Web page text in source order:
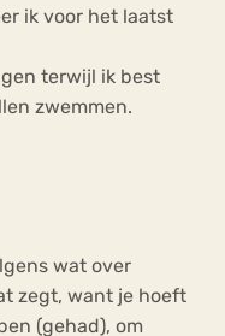
ik voor het laatst
terwijl ik best
zwemmen.
wat over
zegt, want je hoeft
(gehad), om